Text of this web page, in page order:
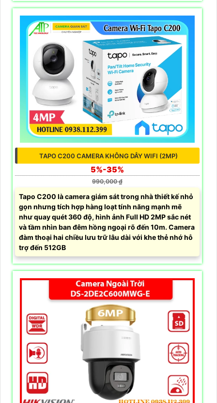
TAPO C200 CAMERA KHÔNG DÂY WIFI (2MP)
5%-35%
990,000 ₫
Tapo C200 là camera giám sát trong nhà thiết kế nhỏ
gọn nhưng tích hợp hàng loạt tính năng mạnh mẽ
như quay quét 360 độ, hình ảnh Full HD 2MP sắc nét
và tầm nhìn ban đêm hồng ngoại rõ đến 10m. Camera
đàm thoại hai chiều lưu trữ lâu dài với khe thẻ nhớ hỗ
trợ đến 512GB